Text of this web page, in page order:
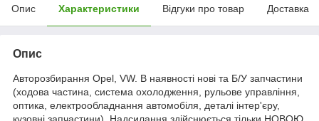
Опис Характеристики Відгуки про товар Доставка
Опис
Авторозбирання Opel, VW. В наявності нові та Б/У запчастини
(ходова частина, система охолодження, рульове управління,
оптика, електрообладнання автомобіля, деталі інтер'єру,
кузовні запчастини). Надсилання здійснюється тільки НОВОЮ